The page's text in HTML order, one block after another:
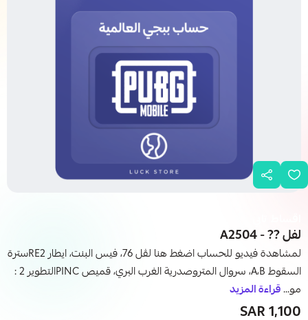
لفل ?? - A2504
لمشاهدة فيديو للحساب اضغط هنا لڤل 76، فيس البنت، ايطار RE2سترة
السقوط A،B، سروال المتروصدرية الغرب البري، قميص PINCالتطوير 2 :
مو...قراءة المزيد
1,100 SAR